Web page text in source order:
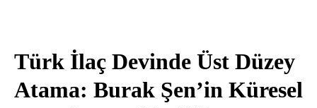
Türk İlaç Devinde Üst Düzey
Atama: Burak Şen’in Küresel